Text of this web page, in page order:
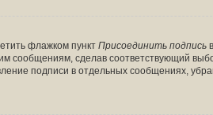
флажком пунктПрисоединить подпись
сообщениям, сделав соответствующий
подписи в отдельных сообщениях,